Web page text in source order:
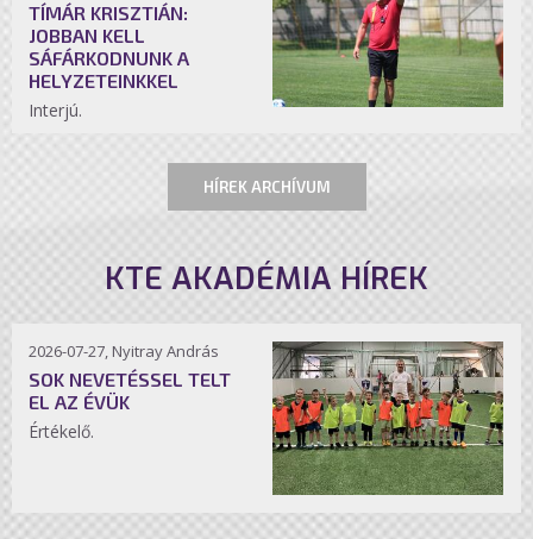
TÍMÁR KRISZTIÁN:
JOBBAN KELL
SÁFÁRKODNUNK A
HELYZETEINKKEL
Interjú.
HÍREK ARCHÍVUM
KTE AKADÉMIA HÍREK
2026-07-27, Nyitray András
SOK NEVETÉSSEL TELT
EL AZ ÉVÜK
Értékelő.